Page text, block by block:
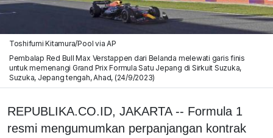
Toshifumi Kitamura/Pool via AP
Pembalap Red Bull Max Verstappen dari Belanda melewati garis finis
untuk memenangi Grand Prix Formula Satu Jepang di Sirkuit Suzuka,
Suzuka, Jepang tengah, Ahad, (24/9/2023)
REPUBLIKA.CO.ID, JAKARTA -- Formula 1
resmi mengumumkan perpanjangan kontrak